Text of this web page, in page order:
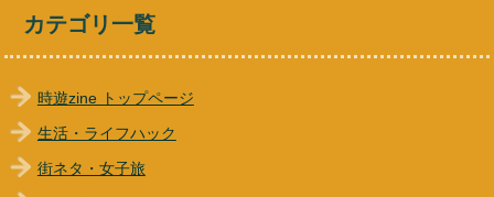
カテゴリ一覧
時遊zine トップページ
生活・ライフハック
街ネタ・女子旅